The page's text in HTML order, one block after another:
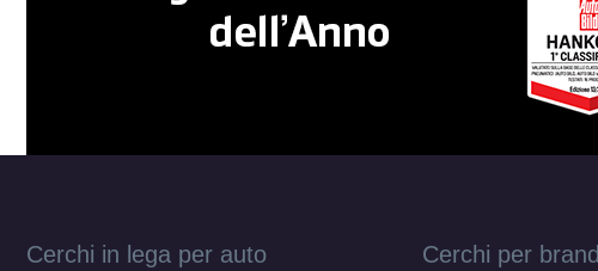
Cerchi in lega per auto Cerchi per brand